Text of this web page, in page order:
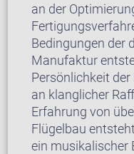
an der
Bedingungen der
Manufaktur
Persönlichkeit
an klanglicher
Erfahrung von
Flügelbau
ein musikalischer